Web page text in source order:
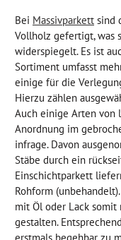
Bei Massivparkett sind
Vollholz gefertigt, was
widerspiegelt. Es ist
Sortiment umfasst
einige für die
Hierzu zählen
Auch einige Arten von
Anordnung im
infrage. Davon
Stäbe durch ein
Einschichtparkett
Rohform
mit Öl oder Lack
gestalten.